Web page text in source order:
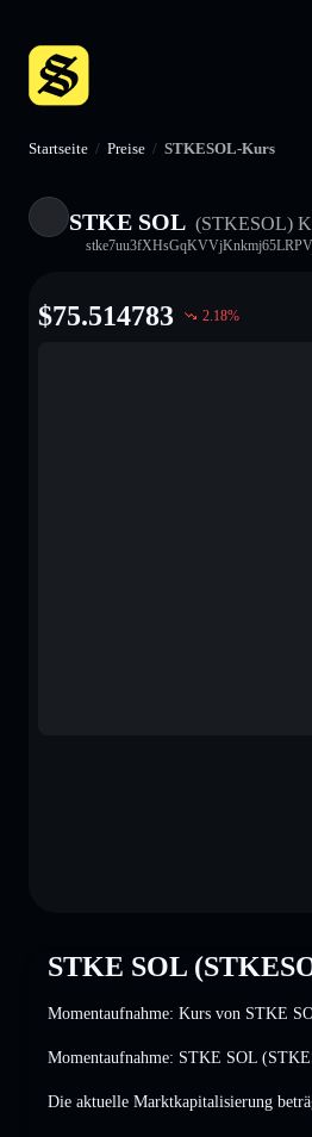
Startseite / Preise / STKESOL-Kurs
STKE SOL (STKESOL)
$75.514783 2.18%
STKE SOL
Momentaufnahme: Kurs von STKE
Momentaufnahme: STKE SOL
Die aktuelle Marktkapitalisierung